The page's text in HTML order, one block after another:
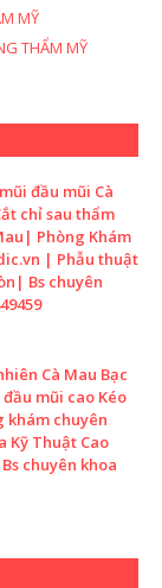
MỸ
THẨM MỸ
đầu mũi Cà
chỉ sau thẩm
Phòng Khám
| Phẫu thuật
Bs chuyên
Cà Mau Bạc
mũi cao Kéo
khám chuyên
Kỹ Thuật Cao
chuyên khoa